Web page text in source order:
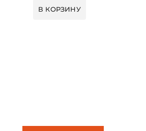
В КОРЗИНУ